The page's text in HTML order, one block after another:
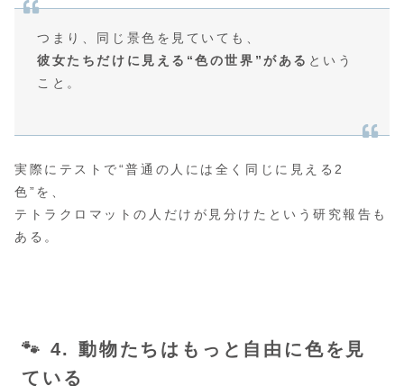
つまり、同じ景色を見ていても、
彼女たちだけに見える“色の世界”がある という
こと。
実際にテストで“普通の人には全く同じに見える2
色”を、
テトラクロマットの人だけが見分けたという研究報告も
ある。
🐾 4. 動物たちはもっと自由に色を見
ている